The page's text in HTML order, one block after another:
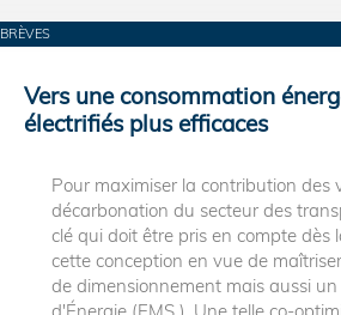
BRÈVES
Vers une consommation
électrifiés plus efficaces
Pour maximiser la contribution des
décarbonation du secteur des
clé qui doit être pris en compte dès
cette conception en vue de
de dimensionnement mais aussi